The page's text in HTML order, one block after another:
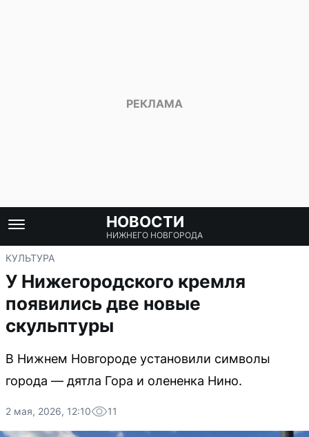
НОВОСТИ
НИЖНЕГО НОВГОРОДА
КУЛЬТУРА
У Нижегородского кремля
появились две новые
скульптуры
В Нижнем Новгороде установили символы
города — дятла Гора и олененка Нино.
2 мая, 2026, 12:10 11